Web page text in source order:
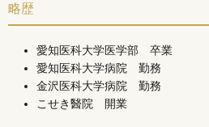
略歴
愛知医科大学医学部 卒業
愛知医科大学病院 勤務
金沢医科大学病院 勤務
こせき醫院 開業